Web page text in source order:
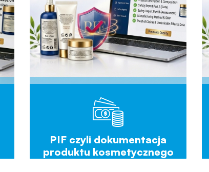
PIF czyli dokumentacja
produktu kosmetycznego